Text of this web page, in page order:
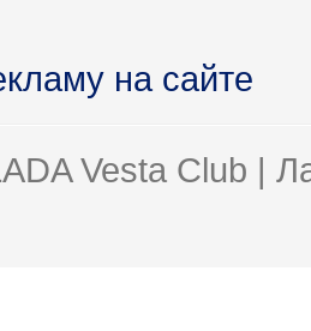
на сайте
Vesta Club |